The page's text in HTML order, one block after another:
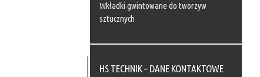
Wkładki gwintowane do tworzyw
sztucznych
HS TECHNIK – DANE KONTAKTOWE